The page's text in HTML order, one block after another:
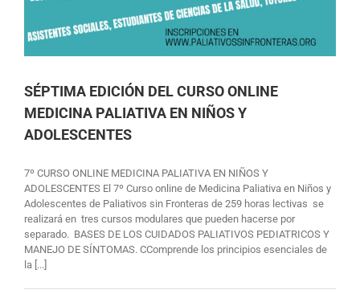
SÉPTIMA EDICIÓN DEL CURSO ONLINE
MEDICINA PALIATIVA EN NIÑOS Y
ADOLESCENTES
7º CURSO ONLINE MEDICINA PALIATIVA EN NIÑOS Y
ADOLESCENTES El 7º Curso online de Medicina Paliativa en Niños y
Adolescentes de Paliativos sin Fronteras de 259 horas lectivas se
realizará en tres cursos modulares que pueden hacerse por
separado. BASES DE LOS CUIDADOS PALIATIVOS PEDIATRICOS Y
MANEJO DE SÍNTOMAS. CComprende los principios esenciales de
la [...]